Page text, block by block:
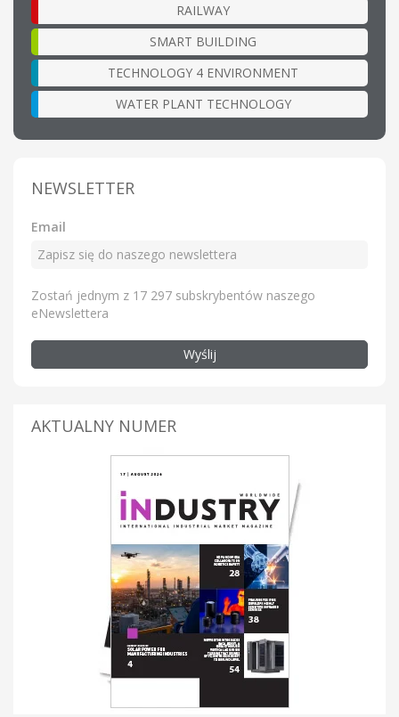
RAILWAY
SMART BUILDING
TECHNOLOGY 4 ENVIRONMENT
WATER PLANT TECHNOLOGY
NEWSLETTER
Email
Zostań jednym z 17 297 subskrybentów naszego
eNewslettera
Wyślij
AKTUALNY NUMER